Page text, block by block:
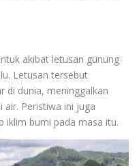
akibat letusan gunung
Letusan tersebut
di dunia, meninggalkan
air. Peristiwa ini juga
iklim bumi pada masa itu.